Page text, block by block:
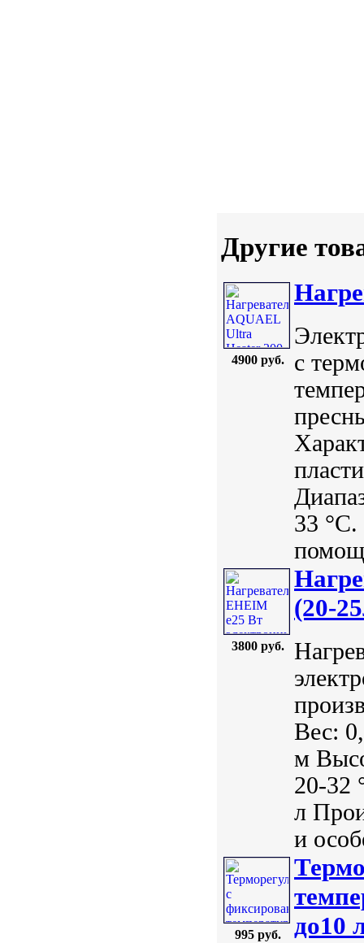
Другие
4900 руб.
с
33 °С.
3800 руб.
(20-
Вес:
м
20-32
л
и
995 руб.
до10